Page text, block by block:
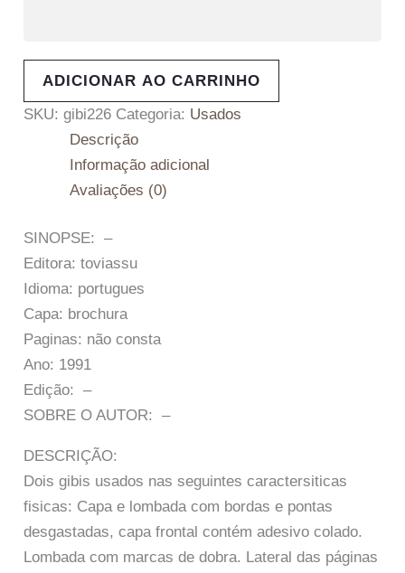
ADICIONAR AO CARRINHO
SKU:gibi226 Categoria: Usados
Descrição
Informação adicional
Avaliações (0)
SINOPSE: –
Editora: toviassu
Idioma: portugues
Capa: brochura
Paginas: não consta
Ano: 1991
Edição: –
SOBRE O AUTOR: –
DESCRIÇÃO:
Dois gibis usados nas seguintes caractersiticas
fisicas: Capa e lombada com bordas e pontas
desgastadas, capa frontal contém adesivo colado.
Lombada com marcas de dobra. Lateral das páginas